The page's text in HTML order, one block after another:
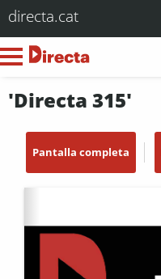
directa.cat
'Directa 315'
Pantalla completa